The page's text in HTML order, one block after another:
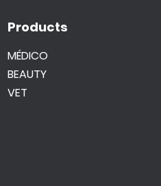
Products
MÉDICO
BEAUTY
VET